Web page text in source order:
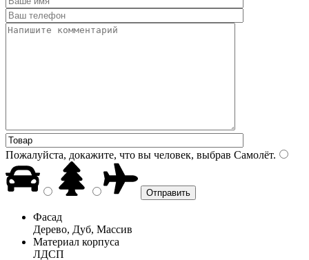
Пожалуйста, докажите, что вы человек, выбрав Самолёт.
Фасад
Дерево, Дуб, Массив
Материал корпуса
ЛДСП